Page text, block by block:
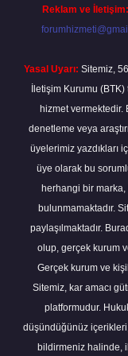
Reklam ve İletişim:
Yasal Uyarı: Sitemiz,
İletişim Kurumu
hizmet
denetleme veya
üyelerimiz yazdıkları
üye olarak bu
herhangi bir marka,
bulunmamaktadır.
paylaşılmaktadır.
olup, gerçek kurum
Gerçek kurum ve
Sitemiz, kar amacı
platformudur.
düşündüğünüz
bildirmeniz halinde,